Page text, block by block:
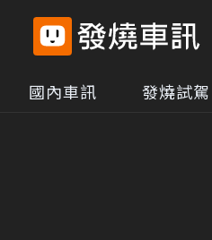
國內車訊 發燒試駕